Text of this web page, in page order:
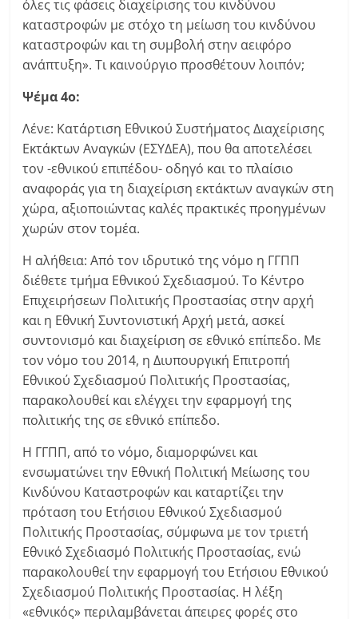
όλες τις φάσεις διαχείρισης του κινδύνου
καταστροφών με στόχο τη μείωση του κινδύνου
καταστροφών και τη συμβολή στην αειφόρο
ανάπτυξη». Τι καινούργιο προσθέτουν λοιπόν;
Ψέμα 4ο:
Λένε: Κατάρτιση Εθνικού Συστήματος Διαχείρισης
Εκτάκτων Αναγκών (ΕΣΥΔΕΑ), που θα αποτελέσει
τον -εθνικού επιπέδου- οδηγό και το πλαίσιο
αναφοράς για τη διαχείριση εκτάκτων αναγκών στη
χώρα, αξιοποιώντας καλές πρακτικές προηγμένων
χωρών στον τομέα.
Η αλήθεια: Από τον ιδρυτικό της νόμο η ΓΓΠΠ
διέθετε τμήμα Εθνικού Σχεδιασμού. Το Κέντρο
Επιχειρήσεων Πολιτικής Προστασίας στην αρχή
και η Εθνική Συντονιστική Αρχή μετά, ασκεί
συντονισμό και διαχείριση σε εθνικό επίπεδο. Με
τον νόμο του 2014, η Διυπουργική Επιτροπή
Εθνικού Σχεδιασμού Πολιτικής Προστασίας,
παρακολουθεί και ελέγχει την εφαρμογή της
πολιτικής της σε εθνικό επίπεδο.
Η ΓΓΠΠ, από το νόμο, διαμορφώνει και
ενσωματώνει την Εθνική Πολιτική Μείωσης του
Κινδύνου Καταστροφών και καταρτίζει την
πρόταση του Ετήσιου Εθνικού Σχεδιασμού
Πολιτικής Προστασίας, σύμφωνα με τον τριετή
Εθνικό Σχεδιασμό Πολιτικής Προστασίας, ενώ
παρακολουθεί την εφαρμογή του Ετήσιου Εθνικού
Σχεδιασμού Πολιτικής Προστασίας. Η λέξη
«εθνικός» περιλαμβάνεται άπειρες φορές στο